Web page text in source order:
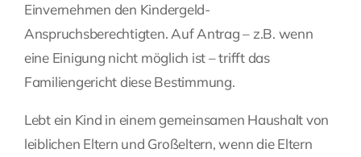
Einvernehmen den Kindergeld-
Anspruchsberechtigten. Auf Antrag – z.B. wenn
eine Einigung nicht möglich ist – trifft das
Familiengericht diese Bestimmung.
Lebt ein Kind in einem gemeinsamen Haushalt von
leiblichen Eltern und Großeltern, wenn die Eltern